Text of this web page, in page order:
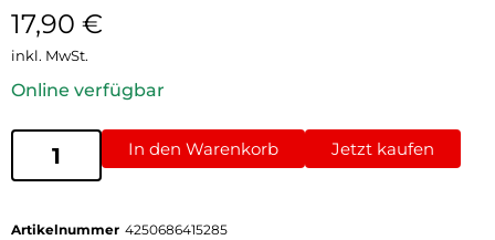
17,90 €
inkl. MwSt.
Online verfügbar
In den Warenkorb Jetzt kaufen
Artikelnummer 4250686415285